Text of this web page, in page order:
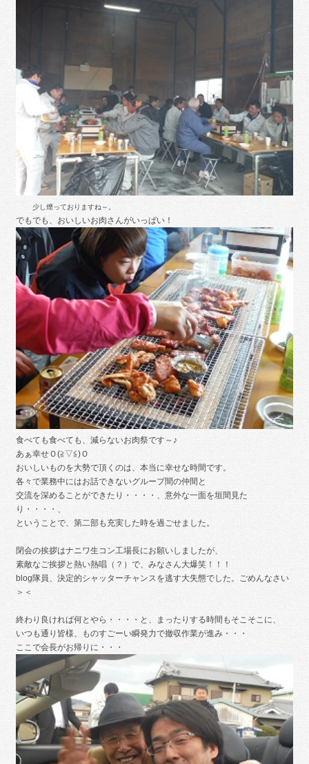
少し煙っておりますね～。
でもでも、おいしいお肉さんがいっぱい！
食べても食べても、減らないお肉祭です～♪
あぁ幸せＯ(≧▽≦)Ｏ
おいしいものを大勢で頂くのは、本当に幸せな時間です。
各々で業務中にはお話できないグループ間の仲間と
交流を深めることができたり・・・・、意外な一面を垣間見た
り・・・・、
ということで、第二部も充実した時を過ごせました。
閉会の挨拶はナニワ生コン工場長にお願いしましたが、
素敵なご挨拶と熱い熱唱（？）で、みなさん大爆笑！！！
blog隊員、決定的シャッターチャンスを逃す大失態でした。ごめんなさい
＞＜
終わり良ければ何とやら・・・・と、まったりする時間もそこそこに、
いつも通り皆様、ものすごーい瞬発力で撤収作業が進み・・・
ここで会長がお帰りに・・・